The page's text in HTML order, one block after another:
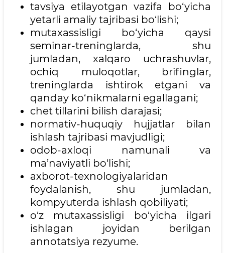
tavsiya etilayotgan vazifa bo‘yicha
yetarli amaliy tajribasi bo‘lishi;
mutaxassisligi bo‘yicha qaysi
seminar-treninglarda, shu
jumladan, xalqaro uchrashuvlar,
ochiq muloqotlar, brifinglar,
treninglarda ishtirok etgani va
qanday ko‘nikmalarni egallagani;
chet tillarini bilish darajasi;
normativ-huquqiy hujjatlar bilan
ishlash tajribasi mavjudligi;
odob-axloqi namunali va
ma’naviyatli bo‘lishi;
axborot-texnologiyalaridan
foydalanish, shu jumladan,
kompyuterda ishlash qobiliyati;
o‘z mutaxassisligi bo‘yicha ilgari
ishlagan joyidan berilgan
annotatsiya rezyume.